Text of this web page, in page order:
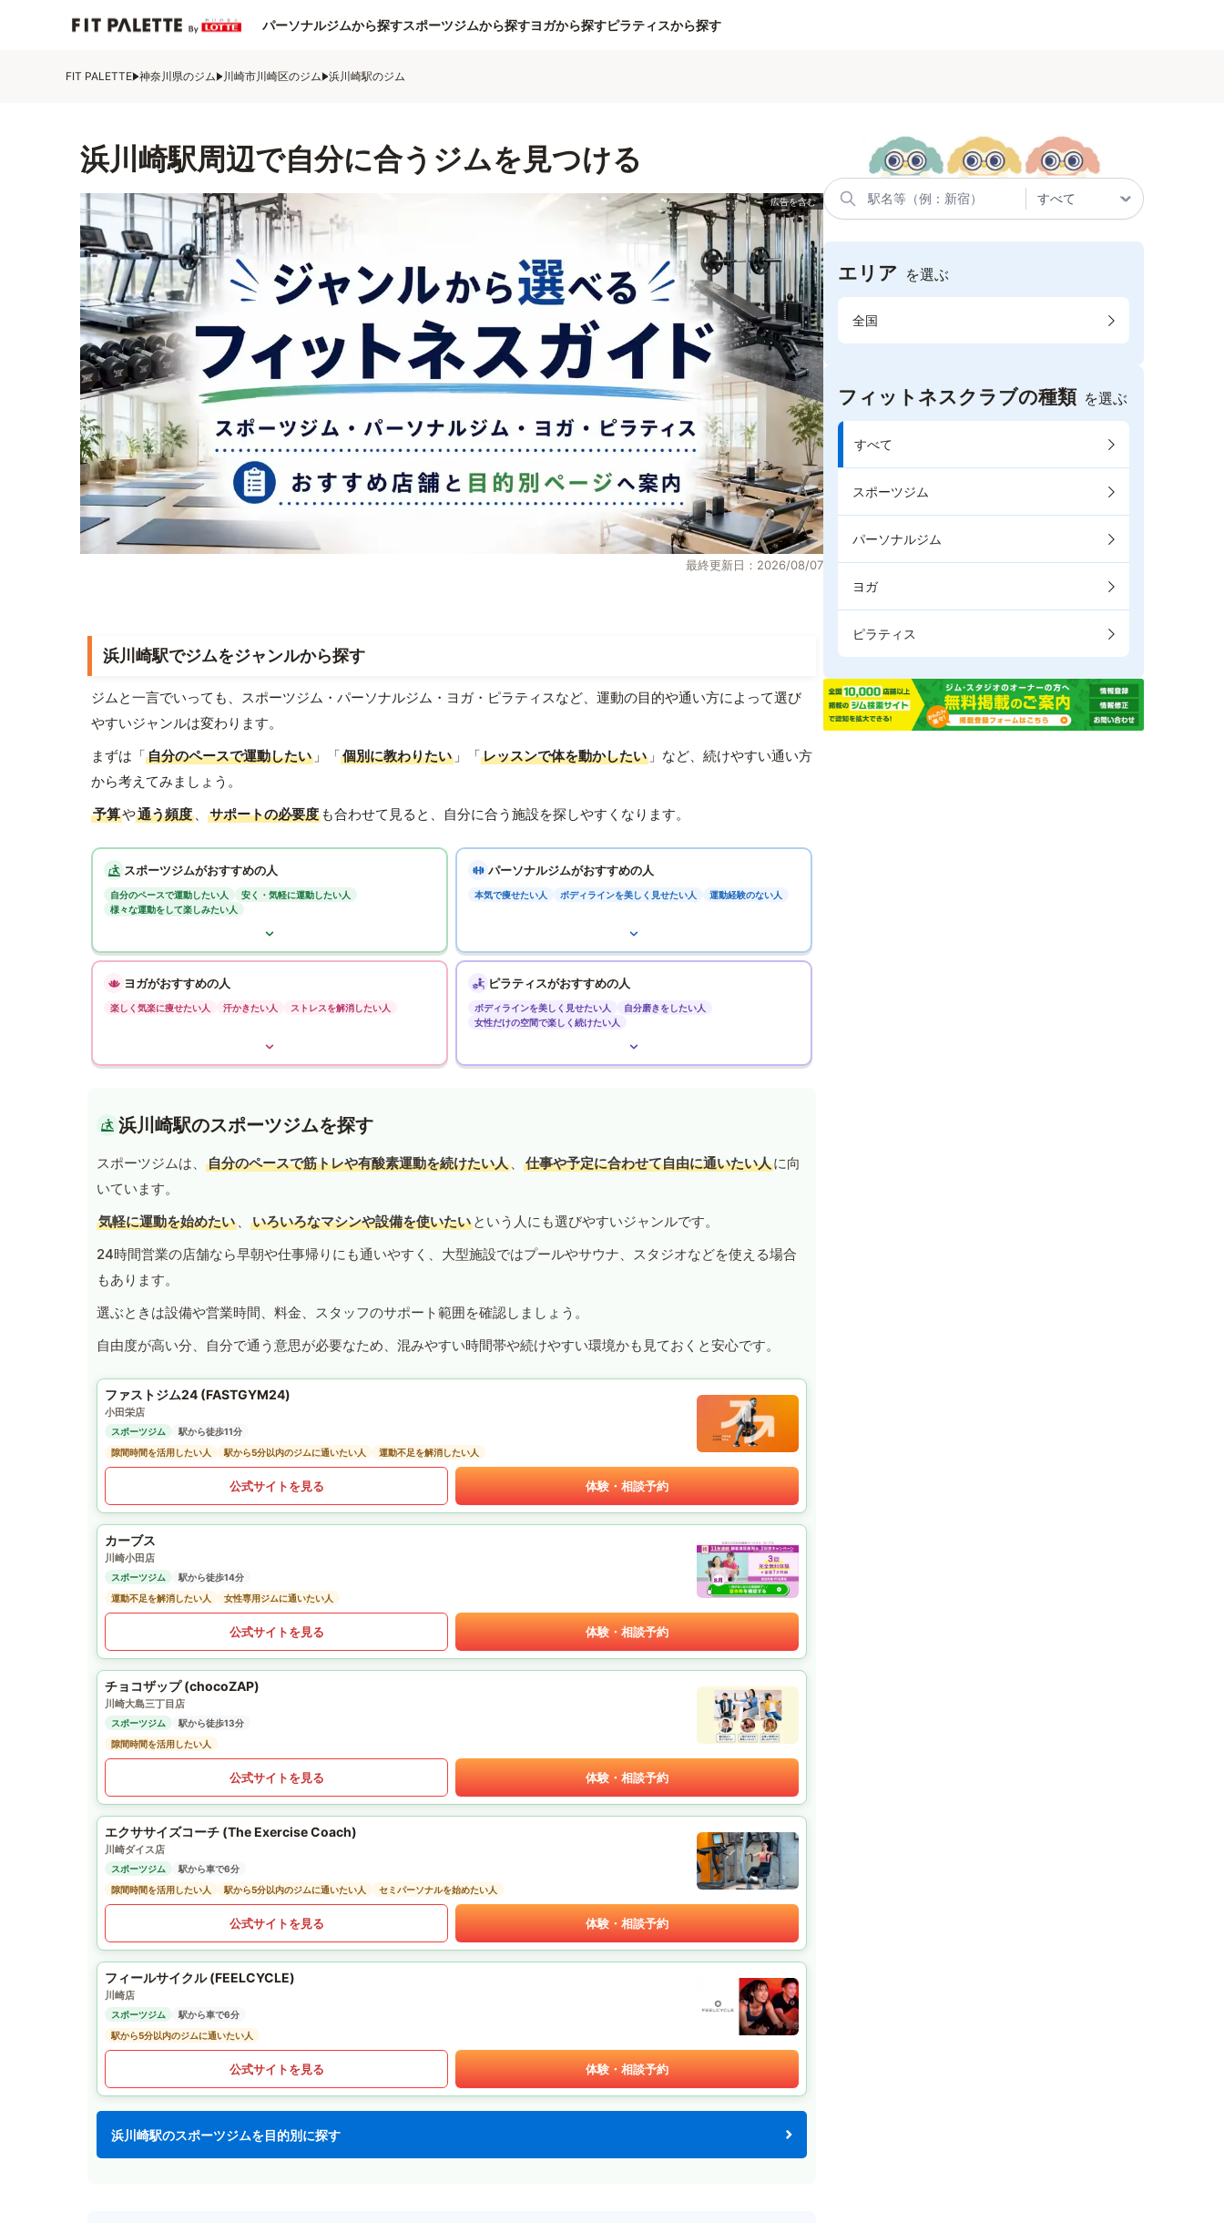
パーソナルジムから探すスポーツジムから探すヨガから探すピラティスから探す
FIT PALETTE 神奈川県のジム 川崎市川崎区のジム 浜川崎駅のジム
浜川崎駅周辺で自分に合うジムを見つける
最終更新日：2026/08/07
浜川崎駅でジムをジャンルから探す
ジムと一言でいっても、スポーツジム・パーソナルジム・ヨガ・ピラティスなど、運動の目的や通い方によって選び
やすいジャンルは変わります。
まずは「自分のペースで運動したい 」「個別に教わりたい 」「レッスンで体を動かしたい 」など、続けやすい通い方
から考えてみましょう。
予算や通う頻度 、 サポートの必要度 も合わせて見ると、自分に合う施設を探しやすくなります。
スポーツジムがおすすめの人
自分のペースで運動したい人
安く・気軽に運動したい人
様々な運動をして楽しみたい人
パーソナルジムがおすすめの人
本気で痩せたい人 ボディラインを美しく見せたい人 運動経験のない人
ヨガがおすすめの人
楽しく気楽に痩せたい人 汗かきたい人 ストレスを解消したい人
ピラティスがおすすめの人
ボディラインを美しく見せたい人
自分磨きをしたい人
女性だけの空間で楽しく続けたい人
浜川崎駅のスポーツジムを探す
スポーツジムは、 自分のペースで筋トレや有酸素運動を続けたい人 、 仕事や予定に合わせて自由に通いたい人に向
いています。
気軽に運動を始めたい 、 いろいろなマシンや設備を使いたい という人にも選びやすいジャンルです。
24時間営業の店舗なら早朝や仕事帰りにも通いやすく、大型施設ではプールやサウナ、スタジオなどを使える場合
もあります。
選ぶときは設備や営業時間、料金、スタッフのサポート範囲を確認しましょう。
自由度が高い分、自分で通う意思が必要なため、混みやすい時間帯や続けやすい環境かも見ておくと安心です。
ファストジム24 (FASTGYM24)
小田栄店
スポーツジム
駅から徒歩11分
隙間時間を活用したい人
駅から5分以内のジムに通いたい人 運動不足を解消したい人
公式サイトを見る 体験・相談予約
カーブス
川崎小田店
スポーツジム
駅から徒歩14分
運動不足を解消したい人
女性専用ジムに通いたい人
公式サイトを見る 体験・相談予約
チョコザップ (chocoZAP)
川崎大島三丁目店
スポーツジム
駅から徒歩13分
隙間時間を活用したい人
公式サイトを見る 体験・相談予約
エクササイズコーチ (The Exercise Coach)
川崎ダイス店
スポーツジム
駅から車で6分
隙間時間を活用したい人
駅から5分以内のジムに通いたい人 セミパーソナルを始めたい人
公式サイトを見る 体験・相談予約
フィールサイクル (FEELCYCLE)
川崎店
スポーツジム
駅から車で6分
駅から5分以内のジムに通いたい人
公式サイトを見る 体験・相談予約
浜川崎駅のスポーツジムを目的別に探す
エリア を選ぶ
全国
フィットネスクラブの種類 を選ぶ
すべて
スポーツジム
パーソナルジム
ヨガ
ピラティス